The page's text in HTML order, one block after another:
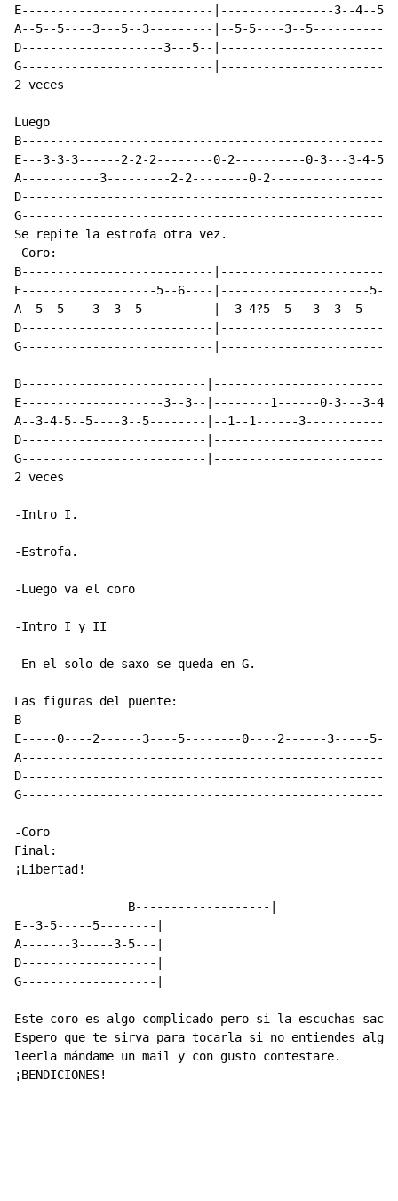
E---------------------------|----------------3--4--
A--5--5----3---5--3---------|--5-5----3--
D--------------------3---5--
G---------------------------
2 veces
Luego
E---3-3-3------2-2-2--------0-2----------0-3---3-4-
A-----------3---------2-2--------0-
Se repite la estrofa otra vez.
-Coro:
B---------------------------
E-------------------5--6----|---------------------5--
A--5--5----3--3--5----------|--3-4?5--5---3--3--
D---------------------------
G---------------------------
B--------------------------
E--------------------3--3--|--------1------0-3---3-4-
A--3-4-5--5----3--5--------|--1--1------
D--------------------------
G--------------------------
2 veces
-Intro I.
-Estrofa.
-Luego va el coro
-Intro I y II
-En el solo de saxo se queda en G.
Las figuras del puente:
E-----0----2------3----5--------0----2------3-----
-Coro
Final:
¡Libertad!
E--3-5-----5--------|
A-------3-----3-5---|
D-------------------|
G-------------------|
Este coro es algo complicado pero si la escuchas
Espero que te sirva para tocarla si no entiendes algo
leerla mándame un mail y con gusto contestare.
¡BENDICIONES!